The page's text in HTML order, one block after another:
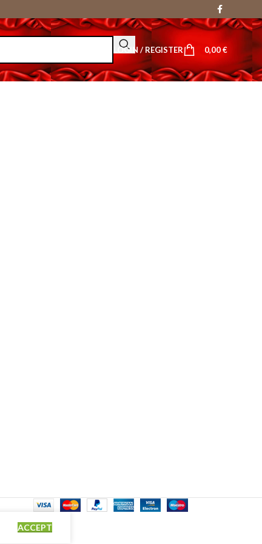
LOGIN / REGISTER 0,00€
ACCEPT